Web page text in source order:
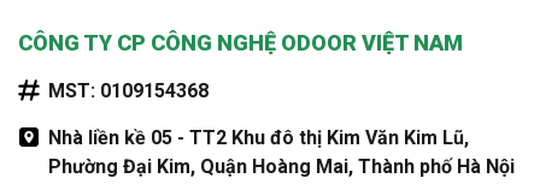
CÔNG TY CP CÔNG NGHỆ ODOOR VIỆT NAM
MST: 0109154368
Nhà liền kề 05 - TT2 Khu đô thị Kim Văn Kim Lũ,
Phường Đại Kim, Quận Hoàng Mai, Thành phố Hà Nội